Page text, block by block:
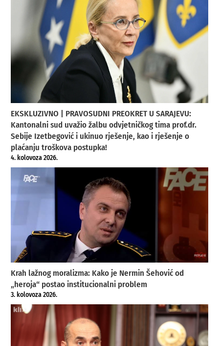
EKSKLUZIVNO | PRAVOSUDNI PREOKRET U SARAJEVU:
Kantonalni sud uvažio žalbu odvjetničkog tima prof.dr.
Sebije Izetbegović i ukinuo rješenje, kao i rješenje o
plaćanju troškova postupka!
4. kolovoza 2026.
Krah lažnog moralizma: Kako je Nermin Šehović od
„heroja“ postao institucionalni problem
3. kolovoza 2026.